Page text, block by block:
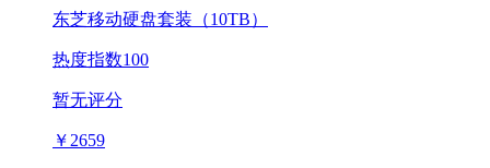
东芝移动硬盘套装（10TB）
热度指数100
暂无评分
￥ 2659